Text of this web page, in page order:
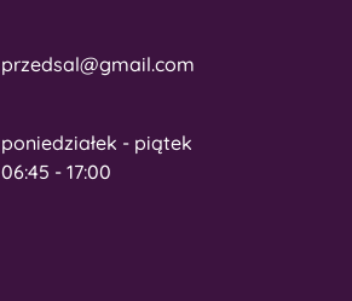
przedsal@gmail.com
poniedziałek - piątek
06:45 - 17:00